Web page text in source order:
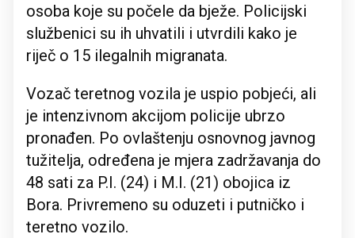
osoba koje su počele da bježe. Policijski
službenici su ih uhvatili i utvrdili kako je
riječ o 15 ilegalnih migranata.
Vozač teretnog vozila je uspio pobjeći, ali
je intenzivnom akcijom policije ubrzo
pronađen. Po ovlaštenju osnovnog javnog
tužitelja, određena je mjera zadržavanja do
48 sati za P.I. (24) i M.I. (21) obojica iz
Bora. Privremeno su oduzeti i putničko i
teretno vozilo.